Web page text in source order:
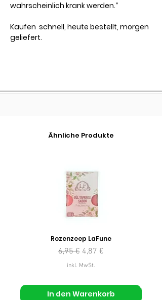
wahrscheinlich krank werden.“
Kaufen schnell, heute bestellt, morgen
geliefert.
Ähnliche Produkte
Rozenzeep LaFune
Standardpreis
6,95 € Sale-Preis
4,87 €
inkl. MwSt.
In den Warenkorb